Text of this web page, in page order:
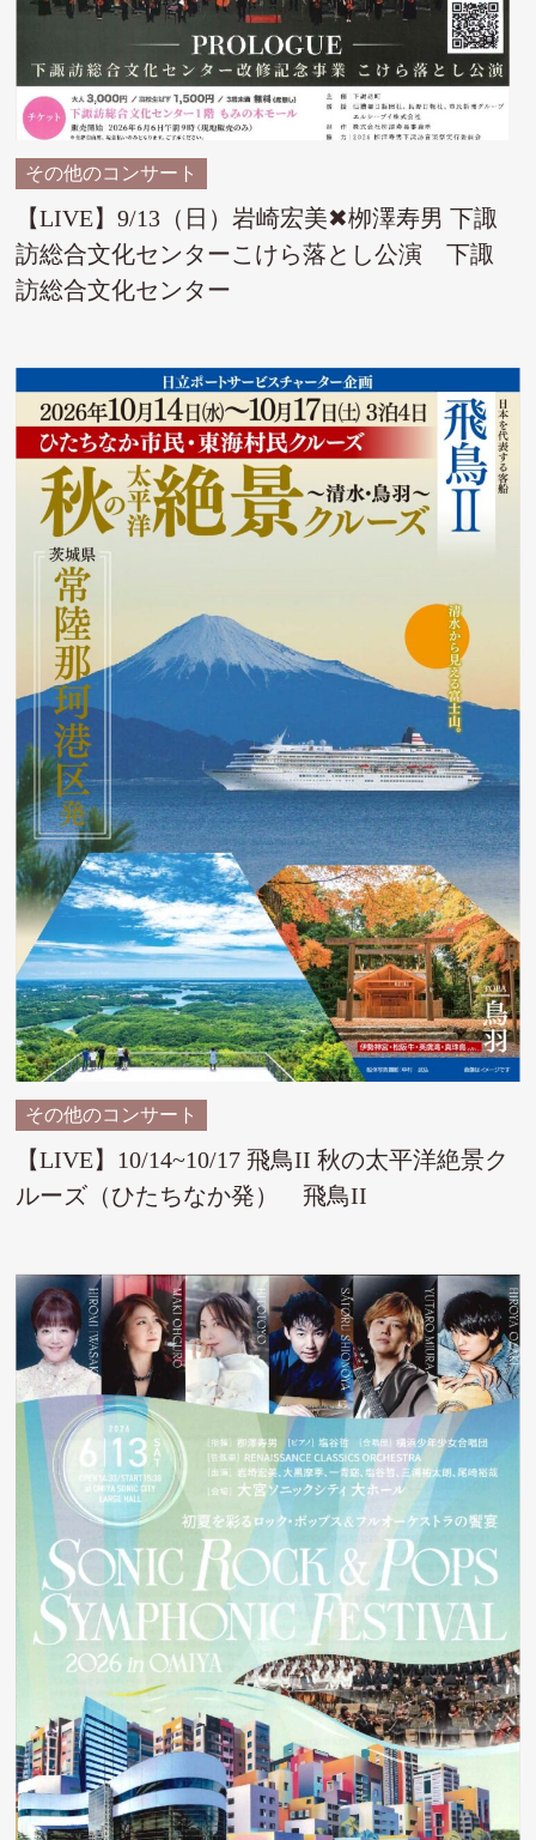
その他のコンサート
【LIVE】9/13（日）岩崎宏美✖栁澤寿男 下諏
訪総合文化センターこけら落とし公演 下諏
訪総合文化センター
その他のコンサート
【LIVE】10/14~10/17 飛鳥II 秋の太平洋絶景ク
ルーズ（ひたちなか発） 飛鳥II